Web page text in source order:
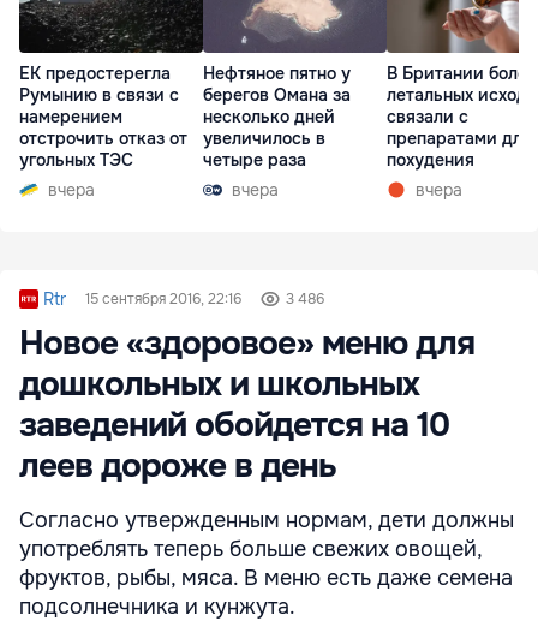
ЕК предостерегла
Румынию в связи с
намерением
отстрочить отказ от
угольных ТЭС
вчера
Нефтяное пятно у
берегов Омана за
несколько дней
увеличилось в
четыре раза
вчера
В Британии
летальных
связали с
препаратами для
похудения
вчера
Rtr 15 сентября 2016, 22:16 3 486
Новое «здоровое» меню для
дошкольных и школьных
заведений обойдется на 10
леев дороже в день
Согласно утвержденным нормам, дети должны
употреблять теперь больше свежих овощей,
фруктов, рыбы, мяса. В меню есть даже семена
подсолнечника и кунжута.